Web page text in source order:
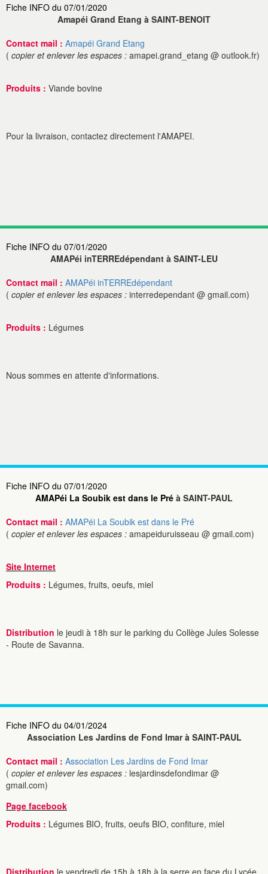
Fiche INFO du 07/01/2020
Amapéi Grand Etang à SAINT-BENOIT
Contact mail : Amapéi Grand Etang
( copier et enlever les espaces : amapei.grand_etang @ outlook.fr)
Produits : Viande bovine
Pour la livraison, contactez directement l'AMAPEI.
Fiche INFO du 07/01/2020
AMAPéi inTERREdépendant à SAINT-LEU
Contact mail : AMAPéi inTERREdépendant
( copier et enlever les espaces : interredependant @ gmail.com)
Produits : Légumes
Nous sommes en attente d'informations.
Fiche INFO du 07/01/2020
AMAPéi La Soubik est dans le Pré à SAINT-PAUL
Contact mail : AMAPéi La Soubik est dans le Pré
( copier et enlever les espaces : amapeiduruisseau @ gmail.com)
Site Internet
Produits : Légumes, fruits, oeufs, miel
Distribution le jeudi à 18h sur le parking du Collège Jules Solesse
- Route de Savanna.
Fiche INFO du 04/01/2024
Association Les Jardins de Fond Imar à SAINT-PAUL
Contact mail : Association Les Jardins de Fond Imar
( copier et enlever les espaces : lesjardinsdefondimar @
gmail.com)
Page facebook
Produits : Légumes BIO, fruits, oeufs BIO, confiture, miel
Distribution le vendredi de 15h à 18h à la serre en face du Lycée